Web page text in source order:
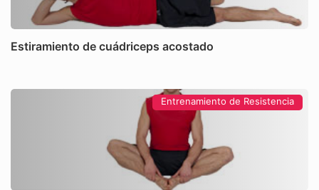
Estiramiento de cuádriceps acostado
Entrenamiento de Resistencia